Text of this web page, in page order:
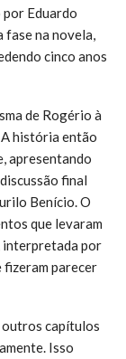
Eduardo
fase na novela,
cinco anos
de Rogério à
história então
apresentando
final
Benício. O
que levaram
interpretada por
fizeram parecer
outros capítulos
Isso